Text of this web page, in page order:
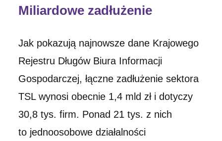
Miliardowe zadłużenie
Jak pokazują najnowsze dane Krajowego
Rejestru Długów Biura Informacji
Gospodarczej, łączne zadłużenie sektora
TSL wynosi obecnie 1,4 mld zł i dotyczy
30,8 tys. firm. Ponad 21 tys. z nich
to jednoosobowe działalności